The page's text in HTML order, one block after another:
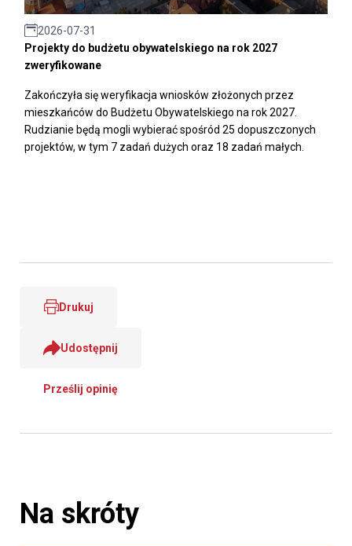
2026-07-31
Projekty do budżetu obywatelskiego na rok 2027
zweryfikowane
Zakończyła się weryfikacja wniosków złożonych przez
mieszkańców do Budżetu Obywatelskiego na rok 2027.
Rudzianie będą mogli wybierać spośród 25 dopuszczonych
projektów, w tym 7 zadań dużych oraz 18 zadań małych.
Drukuj
Udostępnij
Prześlij opinię
Na skróty